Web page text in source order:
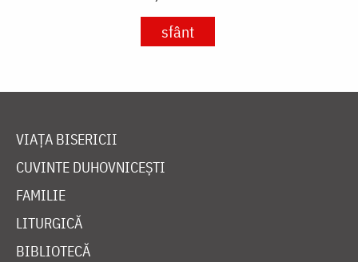
sfânt
VIAȚA BISERICII
CUVINTE DUHOVNICEȘTI
FAMILIE
LITURGICĂ
BIBLIOTECĂ